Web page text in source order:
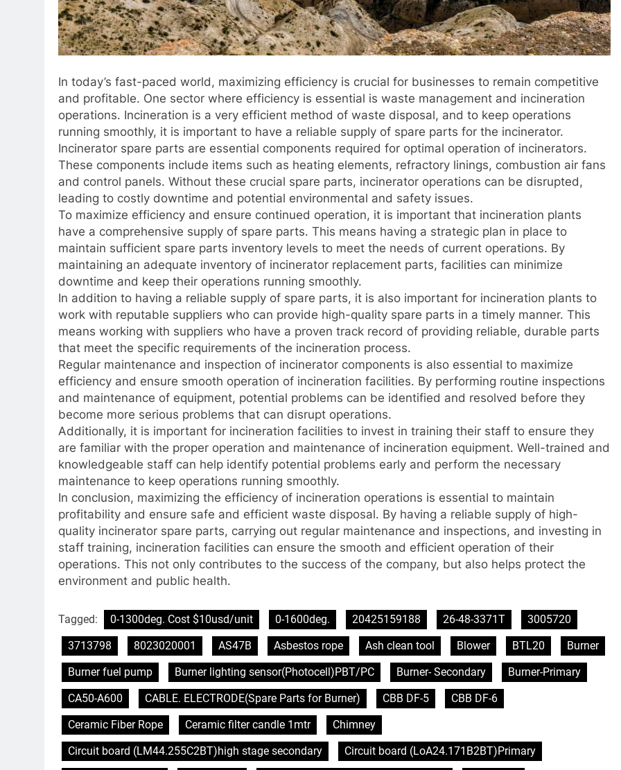
In today’s fast-paced world, maximizing efficiency is crucial for businesses to remain competitive
and profitable. One sector where efficiency is essential is waste management and incineration
operations. Incineration is a very efficient method of waste disposal, and to keep operations
running smoothly, it is important to have a reliable supply of spare parts for the incinerator.
Incinerator spare parts are essential components required for optimal operation of incinerators.
These components include items such as heating elements, refractory linings, combustion air fans
and control panels. Without these crucial spare parts, incinerator operations can be disrupted,
leading to costly downtime and potential environmental and safety issues.
To maximize efficiency and ensure continued operation, it is important that incineration plants
have a comprehensive supply of spare parts. This means having a strategic plan in place to
maintain sufficient spare parts inventory levels to meet the needs of current operations. By
maintaining an adequate inventory of incinerator replacement parts, facilities can minimize
downtime and keep their operations running smoothly.
In addition to having a reliable supply of spare parts, it is also important for incineration plants to
work with reputable suppliers who can provide high-quality spare parts in a timely manner. This
means working with suppliers who have a proven track record of providing reliable, durable parts
that meet the specific requirements of the incineration process.
Regular maintenance and inspection of incinerator components is also essential to maximize
efficiency and ensure smooth operation of incineration facilities. By performing routine inspections
and maintenance of equipment, potential problems can be identified and resolved before they
become more serious problems that can disrupt operations.
Additionally, it is important for incineration facilities to invest in training their staff to ensure they
are familiar with the proper operation and maintenance of incineration equipment. Well-trained and
knowledgeable staff can help identify potential problems early and perform the necessary
maintenance to keep operations running smoothly.
In conclusion, maximizing the efficiency of incineration operations is essential to maintain
profitability and ensure safe and efficient waste disposal. By having a reliable supply of high-
quality incinerator spare parts, carrying out regular maintenance and inspections, and investing in
staff training, incineration facilities can ensure the smooth and efficient operation of their
operations. This not only contributes to the success of the company, but also helps protect the
environment and public health.
Tagged: 0-1300deg. Cost $10usd/unit 0-1600deg. 20425159188 26-48-3371T
3005720
3713798
8023020001 AS47B Asbestos rope Ash clean tool Blower BTL20
Burner
Burner fuel pump
Burner lighting sensor(Photocell)PBT/PC Burner- Secondary
Burner-Primary
CA50-A600
CABLE. ELECTRODE(Spare Parts for Burner) CBB DF-5
CBB DF-6
Ceramic Fiber Rope
Ceramic filter candle 1mtr
Chimney
Circuit board (LM44.255C2BT)high stage secondary
Circuit board (LoA24.171B2BT)Primary